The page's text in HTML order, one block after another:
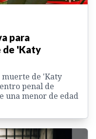
para
de 'Katy
muerte de 'Katy
penal de
una menor de edad